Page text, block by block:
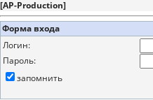
[AP-Production]
Форма входа
Логин:
Пароль:
запомнить